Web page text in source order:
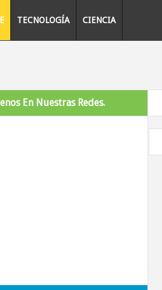
TECNOLOGÍA CIENCIA
En Nuestras Redes.